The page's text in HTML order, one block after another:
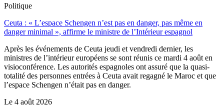
Politique
Ceuta : « L’espace Schengen n’est pas en danger, pas même en
danger minimal », affirme le ministre de l’Intérieur espagnol
Après les événements de Ceuta jeudi et vendredi dernier, les
ministres de l’intérieur européens se sont réunis ce mardi 4 août en
visioconférence. Les autorités espagnoles ont assuré que la quasi-
totalité des personnes entrées à Ceuta avait regagné le Maroc et que
l’espace Schengen n’était pas en danger.
Le 4 août 2026